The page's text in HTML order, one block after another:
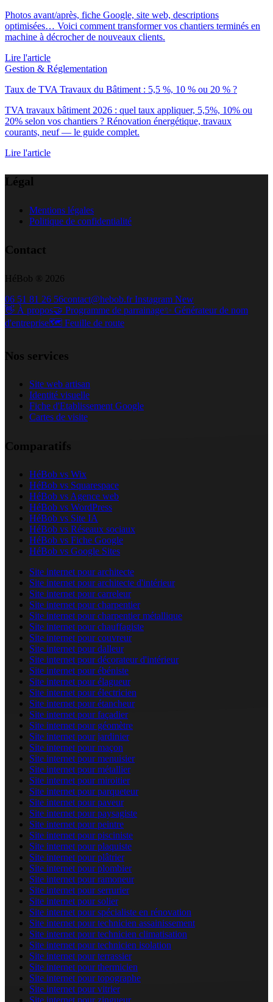
Photos avant/après, fiche Google, site web, descriptions
optimisées… Voici comment transformer vos chantiers terminés en
machine à décrocher de nouveaux clients.
Lire l'article
Gestion & Réglementation
Taux de TVA Travaux du Bâtiment : 5,5 %, 10 % ou 20 % ?
TVA travaux bâtiment 2026 : quel taux appliquer, 5,5%, 10% ou
20% selon vos chantiers ? Rénovation énergétique, travaux
courants, neuf — le guide complet.
Lire l'article
Légal
Mentions légales
Politique de confidentialité
Contact
HéBob ® 2026
06 51 81 26 56contact@hebob.frInstagram New
👋 À propos🤝 Programme de parrainage✨ Générateur de nom
d'entreprise🗺️ Feuille de route
Nos services
Site web artisan
Identité visuelle
Fiche d'Etablissement Google
Cartes de visite
Comparatifs
HéBob vs Wix
HéBob vs Squarespace
HéBob vs Agence web
HéBob vs WordPress
HéBob vs Site IA
HéBob vs Réseaux sociaux
HéBob vs Fiche Google
HéBob vs Google Sites
Site internet pour architecte
Site internet pour architecte d'intérieur
Site internet pour carreleur
Site internet pour charpentier
Site internet pour charpentier métallique
Site internet pour chauffagiste
Site internet pour couvreur
Site internet pour dalleur
Site internet pour décorateur d'intérieur
Site internet pour ébéniste
Site internet pour élagueur
Site internet pour électricien
Site internet pour étancheur
Site internet pour façadier
Site internet pour géomètre
Site internet pour jardinier
Site internet pour maçon
Site internet pour menuisier
Site internet pour métallier
Site internet pour miroitier
Site internet pour parqueteur
Site internet pour paveur
Site internet pour paysagiste
Site internet pour peintre
Site internet pour pisciniste
Site internet pour plaquiste
Site internet pour plâtrier
Site internet pour plombier
Site internet pour ramoneur
Site internet pour serrurier
Site internet pour solier
Site internet pour spécialiste en rénovation
Site internet pour technicien assainissement
Site internet pour technicien climatisation
Site internet pour technicien isolation
Site internet pour terrassier
Site internet pour thermicien
Site internet pour topographe
Site internet pour vitrier